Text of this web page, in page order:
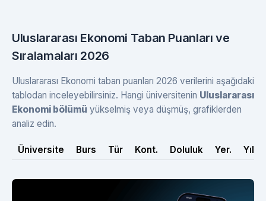
Uluslararası Ekonomi Taban Puanları ve
Sıralamaları 2026
Uluslararası Ekonomi taban puanları 2026 verilerini aşağıdaki
tablodan inceleyebilirsiniz. Hangi üniversitenin Uluslararası
Ekonomi bölümü yükselmiş veya düşmüş, grafiklerden
analiz edin.
Üniversite Burs Tür Kont. Doluluk Yer. Yıl